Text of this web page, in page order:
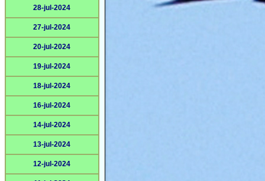
28-jul-2024
27-jul-2024
20-jul-2024
19-jul-2024
18-jul-2024
16-jul-2024
14-jul-2024
13-jul-2024
12-jul-2024